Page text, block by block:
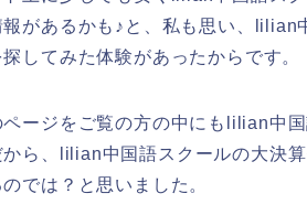
があるかも♪と、私も思い、lilian
してみた体験があったからです。
ージをご覧の方の中にもlilian中
ら、lilian中国語スクールの大決
では？と思いました。